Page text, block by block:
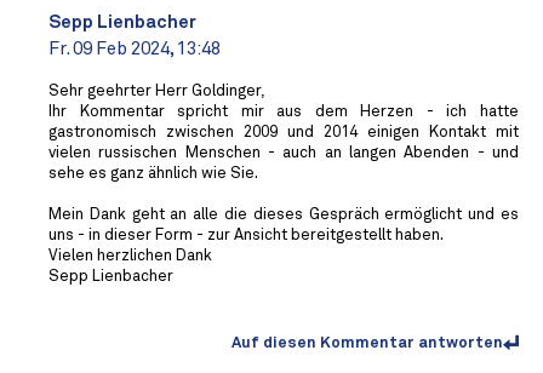
Sepp Lienbacher
Fr. 09 Feb 2024, 13:48
Sehr geehrter Herr Goldinger,
Ihr Kommentar spricht mir aus dem Herzen - ich hatte
gastronomisch zwischen 2009 und 2014 einigen Kontakt mit
vielen russischen Menschen - auch an langen Abenden - und
sehe es ganz ähnlich wie Sie.
Mein Dank geht an alle die dieses Gespräch ermöglicht und es
uns - in dieser Form - zur Ansicht bereitgestellt haben.
Vielen herzlichen Dank
Sepp Lienbacher
Auf diesen Kommentar antworten